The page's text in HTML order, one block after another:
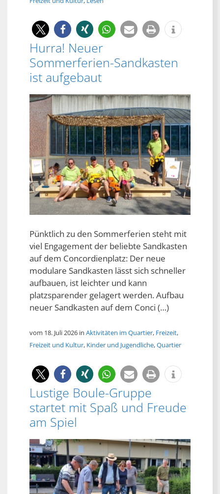
Hurra! Neuer
Sommerferien-Sandkasten
ist aufgebaut
Pünktlich zu den Sommerferien steht mit
viel Engagement der beliebte Sandkasten
auf dem Concordienplatz: Der neue
modulare Sandkasten lässt sich schneller
aufbauen, ist leichter und kann
platzsparender gelagert werden. Aufbau
neuer Sandkasten auf dem Conci (…)
vom 18. Juli 2026 in Aktivitäten im Quartier, Freizeit,
Freizeit und Kultur, Kinder und Jugendliche,Quartier
Lustige Boule-Gruppe
startet mit Spaß und Freude
am Spiel